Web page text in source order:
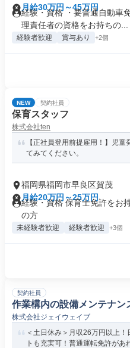
月給30万円～45万円
経験・資格 ・要普通自動車
理責任者の資格をお持ちの...
経験者歓迎 賞与あり +2個
NEW 契約社員
保育スタッフ
株式会社ten
【正社員登用前提雇用！】児
てみてください。
福岡県福岡市早良区賀茂
月給20万円～25万円
経験・資格 保育士免許をお
の方
未経験者歓迎 経験者歓迎 +3個
契約社員
作業構内の設備メンテナン
株式会社ジェイウェイブ
＜土日休み＞月収26万円以上
トも充実可！普通運転免許があ